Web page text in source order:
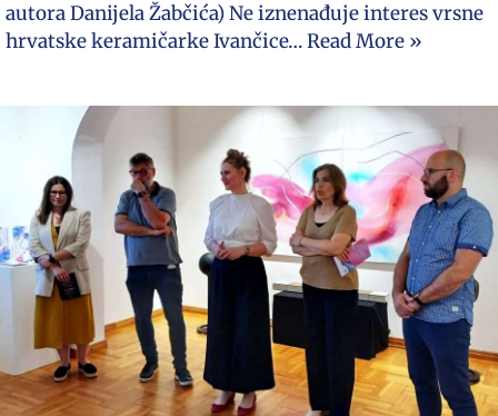
autora Danijela Žabčića) Ne iznenađuje interes vrsne
hrvatske keramičarke Ivančice…Read More »